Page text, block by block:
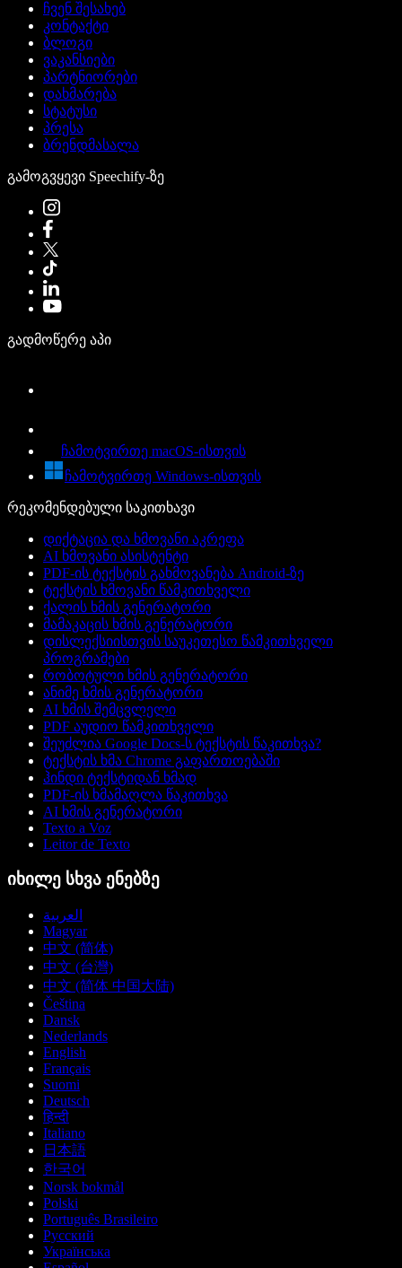
ჩვენ შესახებ
კონტაქტი
ბლოგი
ვაკანსიები
პარტნიორები
დახმარება
სტატუსი
პრესა
ბრენდმასალა
გამოგვყევი Speechify-ზე
გადმოწერე აპი
ჩამოტვირთე macOS-ისთვის
ჩამოტვირთე Windows-ისთვის
რეკომენდებული საკითხავი
დიქტაცია და ხმოვანი აკრეფა
AI ხმოვანი ასისტენტი
PDF-ის ტექსტის გახმოვანება Android-ზე
ტექსტის ხმოვანი წამკითხველი
ქალის ხმის გენერატორი
მამაკაცის ხმის გენერატორი
დისლექსიისთვის საუკეთესო წამკითხველი
პროგრამები
რობოტული ხმის გენერატორი
ანიმე ხმის გენერატორი
AI ხმის შემცვლელი
PDF აუდიო წამკითხველი
შეუძლია Google Docs-ს ტექსტის წაკითხვა?
ტექსტის ხმა Chrome გაფართოებაში
ჰინდი ტექსტიდან ხმად
PDF-ის ხმამაღლა წაკითხვა
AI ხმის გენერატორი
Texto a Voz
Leitor de Texto
იხილე სხვა ენებზე
العربية
Magyar
中文 (简体)
中文 (台灣)
中文 (简体 中国大陆)
Čeština
Dansk
Nederlands
English
Français
Suomi
Deutsch
हिन्दी
Italiano
日本語
한국어
Norsk bokmål
Polski
Português Brasileiro
Русский
Українська